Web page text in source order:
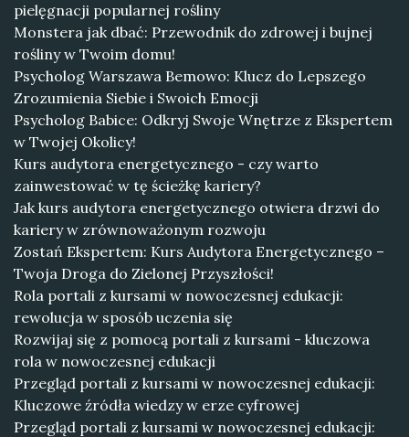
pielęgnacji popularnej rośliny
Monstera jak dbać: Przewodnik do zdrowej i bujnej
rośliny w Twoim domu!
Psycholog Warszawa Bemowo: Klucz do Lepszego
Zrozumienia Siebie i Swoich Emocji
Psycholog Babice: Odkryj Swoje Wnętrze z Ekspertem
w Twojej Okolicy!
Kurs audytora energetycznego - czy warto
zainwestować w tę ścieżkę kariery?
Jak kurs audytora energetycznego otwiera drzwi do
kariery w zrównoważonym rozwoju
Zostań Ekspertem: Kurs Audytora Energetycznego –
Twoja Droga do Zielonej Przyszłości!
Rola portali z kursami w nowoczesnej edukacji:
rewolucja w sposób uczenia się
Rozwijaj się z pomocą portali z kursami - kluczowa
rola w nowoczesnej edukacji
Przegląd portali z kursami w nowoczesnej edukacji:
Kluczowe źródła wiedzy w erze cyfrowej
Przegląd portali z kursami w nowoczesnej edukacji: